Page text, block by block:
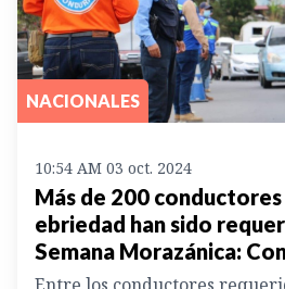
NACIONALES
10:54 AM 03 oct. 2024
Más de 200
ebriedad han sido
Semana Morazánica:
Entre los conductores